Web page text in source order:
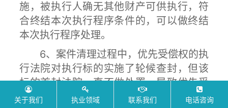
施，被执行人确无其他财产可供执行，符
合终结本次执行程序条件的，可以做终结
本次执行程序处理。
6、案件清理过程中，优先受偿权的执
行法院对执行标的实施了轮候查封，但该
标的首封法院一直不做处置，导致优先受
偿权难以实现，这种情况应如何处理？
关于我们 执业领域 联系我们 电话咨询